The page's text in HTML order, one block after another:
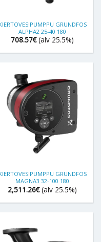
GRUNDFOS
ALPHA2 25-40 180
708.57€ (alv 25.5%)
GRUNDFOS
MAGNA3 32-100 180
2,511.26€ (alv 25.5%)